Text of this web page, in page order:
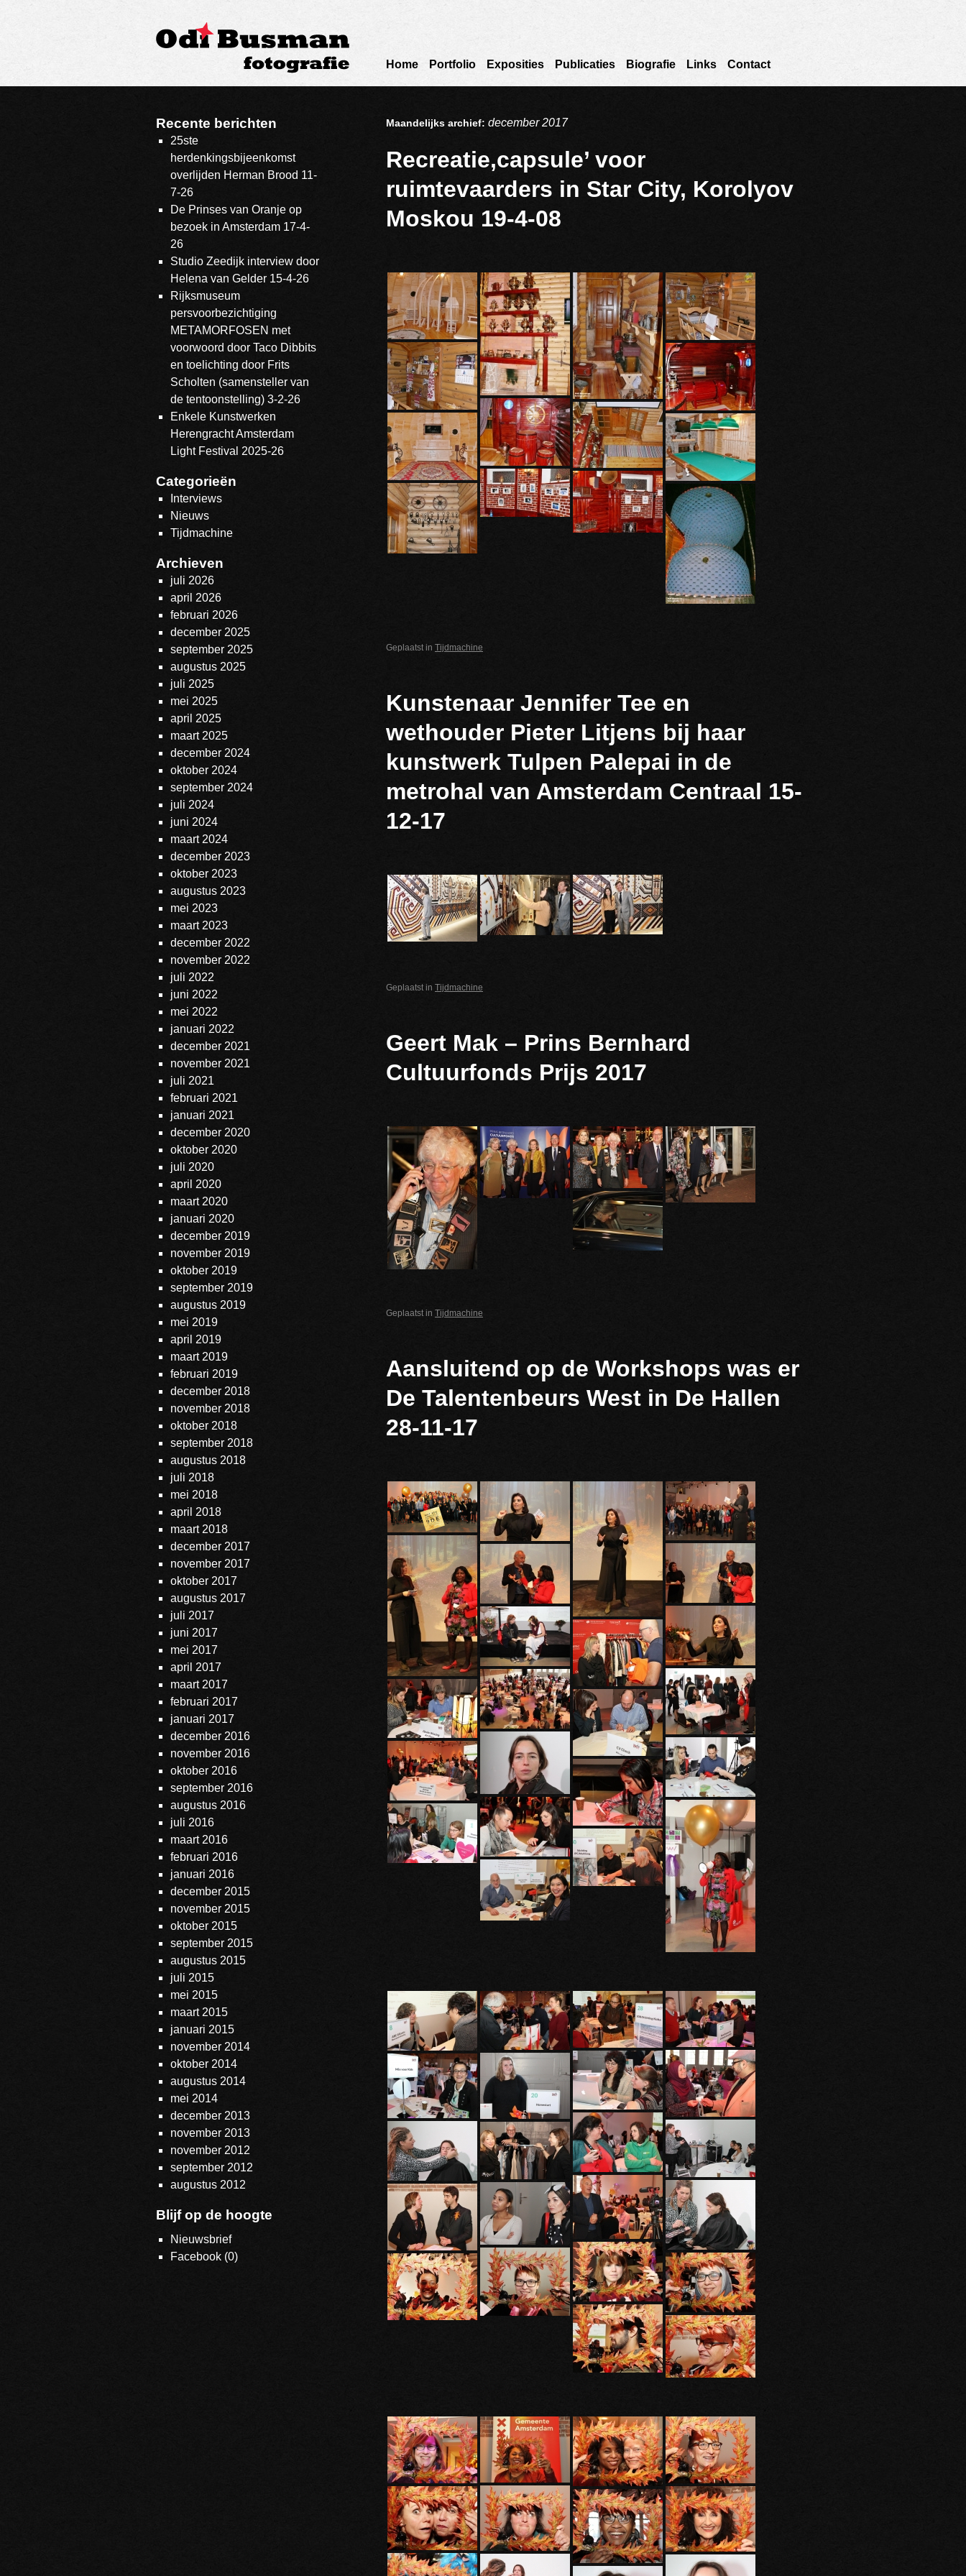
Home Portfolio Exposities Publicaties Biografie Links Contact
Maandelijks archief: december 2017
Recreatie,capsule’ voor
ruimtevaarders in Star City, Korolyov
Moskou 19-4-08
Geplaatst in Tijdmachine
Kunstenaar Jennifer Tee en
wethouder Pieter Litjens bij haar
kunstwerk Tulpen Palepai in de
metrohal van Amsterdam Centraal 15-
12-17
Geplaatst in Tijdmachine
Geert Mak – Prins Bernhard
Cultuurfonds Prijs 2017
Geplaatst in Tijdmachine
Aansluitend op de Workshops was er
De Talentenbeurs West in De Hallen
28-11-17
Recente berichten
25ste
herdenkingsbijeenkomst
overlijden Herman Brood 11-
7-26
De Prinses van Oranje op
bezoek in Amsterdam 17-4-
26
Studio Zeedijk interview door
Helena van Gelder 15-4-26
Rijksmuseum
persvoorbezichtiging
METAMORFOSEN met
voorwoord door Taco Dibbits
en toelichting door Frits
Scholten (samensteller van
de tentoonstelling) 3-2-26
Enkele Kunstwerken
Herengracht Amsterdam
Light Festival 2025-26
Categorieën
Interviews
Nieuws
Tijdmachine
Archieven
juli 2026
april 2026
februari 2026
december 2025
september 2025
augustus 2025
juli 2025
mei 2025
april 2025
maart 2025
december 2024
oktober 2024
september 2024
juli 2024
juni 2024
maart 2024
december 2023
oktober 2023
augustus 2023
mei 2023
maart 2023
december 2022
november 2022
juli 2022
juni 2022
mei 2022
januari 2022
december 2021
november 2021
juli 2021
februari 2021
januari 2021
december 2020
oktober 2020
juli 2020
april 2020
maart 2020
januari 2020
december 2019
november 2019
oktober 2019
september 2019
augustus 2019
mei 2019
april 2019
maart 2019
februari 2019
december 2018
november 2018
oktober 2018
september 2018
augustus 2018
juli 2018
mei 2018
april 2018
maart 2018
december 2017
november 2017
oktober 2017
augustus 2017
juli 2017
juni 2017
mei 2017
april 2017
maart 2017
februari 2017
januari 2017
december 2016
november 2016
oktober 2016
september 2016
augustus 2016
juli 2016
maart 2016
februari 2016
januari 2016
december 2015
november 2015
oktober 2015
september 2015
augustus 2015
juli 2015
mei 2015
maart 2015
januari 2015
november 2014
oktober 2014
augustus 2014
mei 2014
december 2013
november 2013
november 2012
september 2012
augustus 2012
Blijf op de hoogte
Nieuwsbrief
Facebook (0)